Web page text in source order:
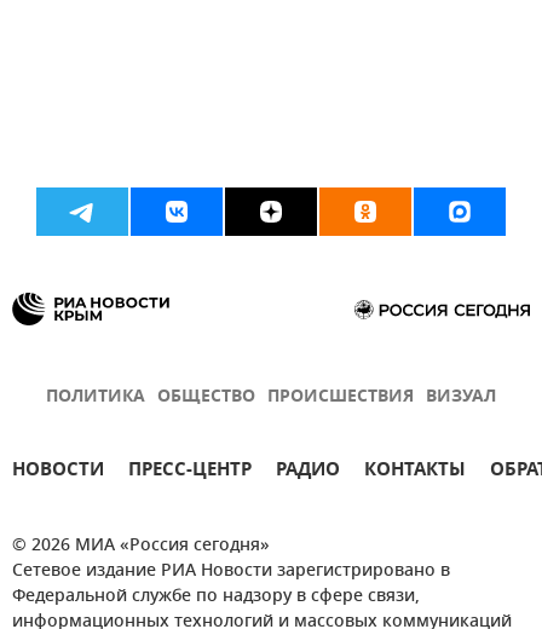
ПОЛИТИКА ОБЩЕСТВО ПРОИСШЕСТВИЯ ВИЗУАЛ
НОВОСТИ ПРЕСС-ЦЕНТР РАДИО КОНТАКТЫ
© 2026 МИА «Россия сегодня»
Сетевое издание РИА Новости зарегистрировано в
Федеральной службе по надзору в сфере связи,
информационных технологий и массовых коммуникаций